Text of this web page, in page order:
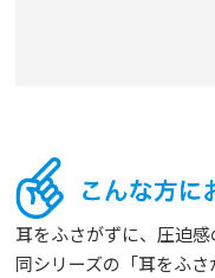
耳をふさがずに、圧迫
同シリーズの「耳をふ